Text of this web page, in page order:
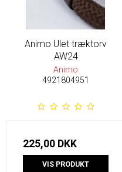
Animo Ulet træktorv
AW24
Animo
4921804951
225,00 DKK
VIS PRODUKT